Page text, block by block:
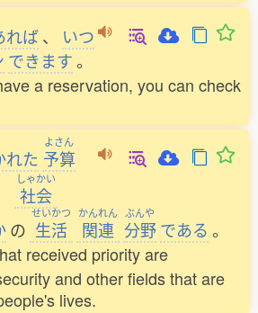
れば、
いつ
できます。
a reservation, you can check
れた
よさん
予算
しゃかい
社会
の
せいかつ
生活
かんれん
関連
ぶんや
分野 である 。
received priority are
and other fields that are
lives.